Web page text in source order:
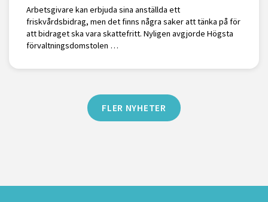
Arbetsgivare kan erbjuda sina anställda ett
friskvårdsbidrag, men det finns några saker att tänka på för
att bidraget ska vara skattefritt. Nyligen avgjorde Högsta
förvaltningsdomstolen …
FLER NYHETER